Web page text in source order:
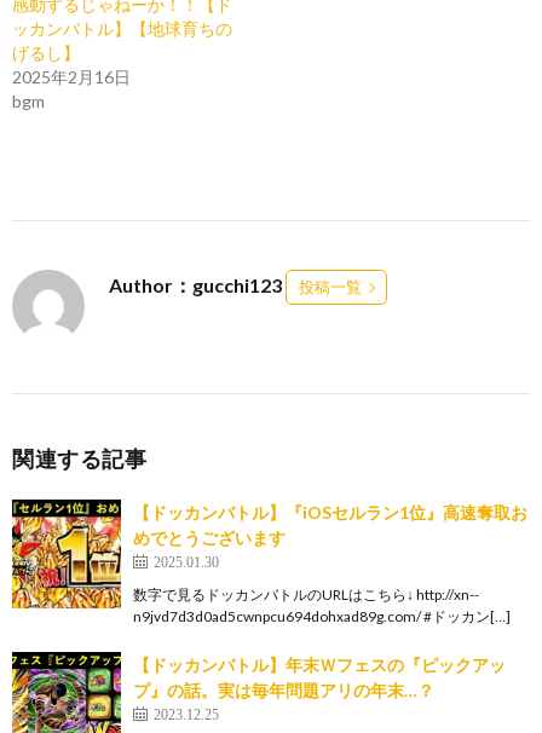
感動するじゃねーか！！【ド
ッカンバトル】【地球育ちの
げるし】
2025年2月16日
bgm
Author：gucchi123 投稿一覧
関連する記事
【ドッカンバトル】『iOSセルラン1位』高速奪取お
めでとうございます
2025.01.30
数字で見るドッカンバトルのURLはこちら↓ http://xn--
n9jvd7d3d0ad5cwnpcu694dohxad89g.com/ #ドッカン[…]
【ドッカンバトル】年末Ｗフェスの『ピックアッ
プ』の話。実は毎年問題アリの年末…？
2023.12.25